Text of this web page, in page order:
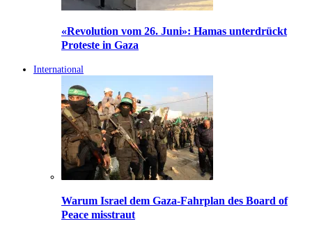
«Revolution vom 26. Juni»: Hamas unterdrückt
Proteste in Gaza
International
Warum Israel dem Gaza-Fahrplan des Board of
Peace misstraut